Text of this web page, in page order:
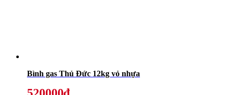
Bình gas Thủ Đức 12kg vỏ nhựa